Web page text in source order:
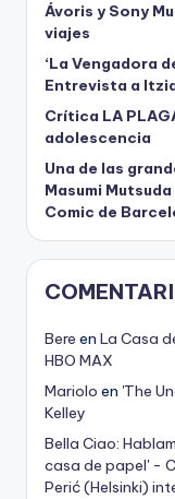
Ávoris y Sony
viajes
‘La Vengadora
Entrevista a
Crítica LA
adolescencia
Una de las
Masumi
Comic de
Bere en La Casa
HBO MAX
Mariolo en 'The
Kelley
Bella Ciao:
casa de papel' -
Perić (Helsinki)